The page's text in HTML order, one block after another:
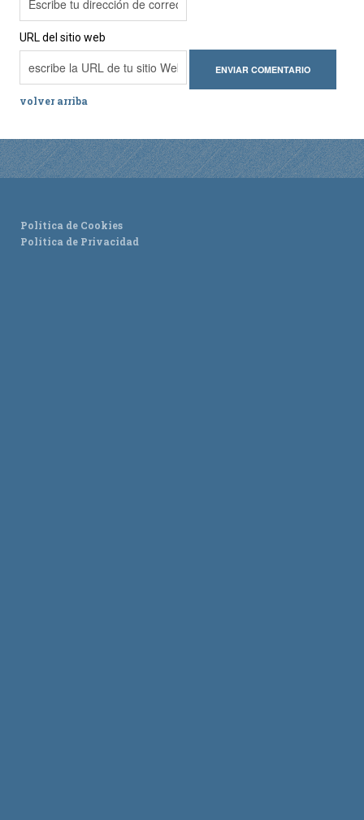
URL del sitio web
volver arriba
Política de Cookies
Política de Privacidad